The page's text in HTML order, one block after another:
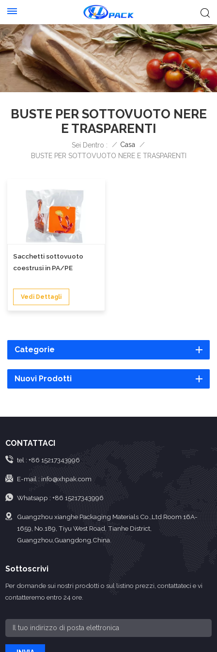
BUSTE PER SOTTOVUOTO NERE
E TRASPARENTI
Sei Dentro : / Casa
/
BUSTE PER SOTTOVUOTO NERE E TRASPARENTI
Sacchetti sottovuoto
coestrusi in PA/PE
Vedi Dettagli
Categorie
Nuovi Prodotti
CONTATTACI
tel : +86 15217343996
E-mail :info@xhpak.com
Whatsapp : +86 15217343996
Guangzhou xianghe Packaging Materials Co.,Ltd Room 16A-
1659, No.189, Tiyu West Road, Tianhe District,
Guangzhou,Guangdong,China.
Sottoscrivi
Per domande sui nostri prodotti o sul listino prezzi, contattateci e vi
contatteremo entro 24 ore.